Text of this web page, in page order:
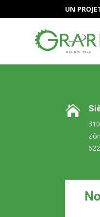
UN
